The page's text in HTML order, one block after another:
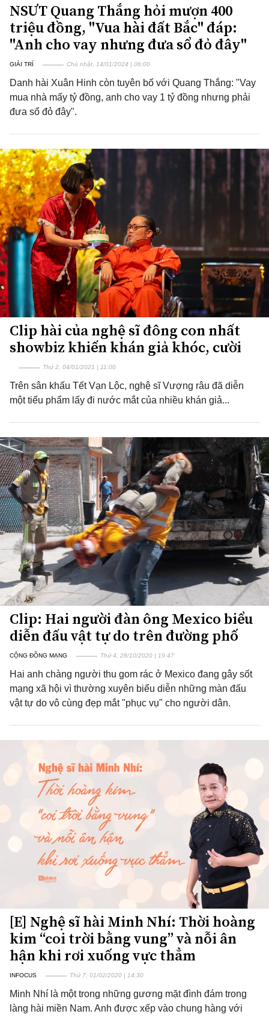
NSƯT Quang Thắng hỏi mượn 400
triệu đồng, "Vua hài đất Bắc" đáp:
"Anh cho vay nhưng đưa sổ đỏ đây"
GIẢI TRÍ Chủ nhật, 14/01/2024 | 06:00
Danh hài Xuân Hinh còn tuyên bố với Quang Thắng: "Vay
mua nhà mấy tỷ đồng, anh cho vay 1 tỷ đồng nhưng phải
đưa sổ đỏ đây".
Clip hài của nghệ sĩ đông con nhất
showbiz khiến khán giả khóc, cười
Thứ 2, 04/01/2021 | 11:00
Trên sân khấu Tết Vạn Lộc, nghệ sĩ Vượng râu đã diễn
một tiểu phẩm lấy đi nước mắt của nhiều khán giả...
Clip: Hai người đàn ông Mexico biểu
diễn đấu vật tự do trên đường phố
CỘNG ĐỒNG MẠNG Thứ 4, 28/10/2020 | 19:47
Hai anh chàng người thu gom rác ở Mexico đang gây sốt
mạng xã hội vì thường xuyên biểu diễn những màn đấu
vật tự do vô cùng đẹp mắt "phục vụ" cho người dân.
[E] Nghệ sĩ hài Minh Nhí: Thời hoàng
kim “coi trời bằng vung” và nỗi ân
hận khi rơi xuống vực thẳm
INFOCUS Thứ 7, 01/02/2020 | 14:30
Minh Nhí là một trong những gương mặt đình đám trong
làng hài miền Nam. Anh được xếp vào chung hàng với